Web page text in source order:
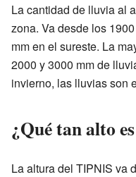
La cantidad de lluvia al
zona. Va desde los
mm en el sureste. La
2000 y 3000 mm de
invierno, las lluvias son
¿Qué tan alto
La altura del TIPNIS va